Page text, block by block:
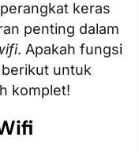
keras
penting dalam
. Apakah fungsi
untuk
komplet!